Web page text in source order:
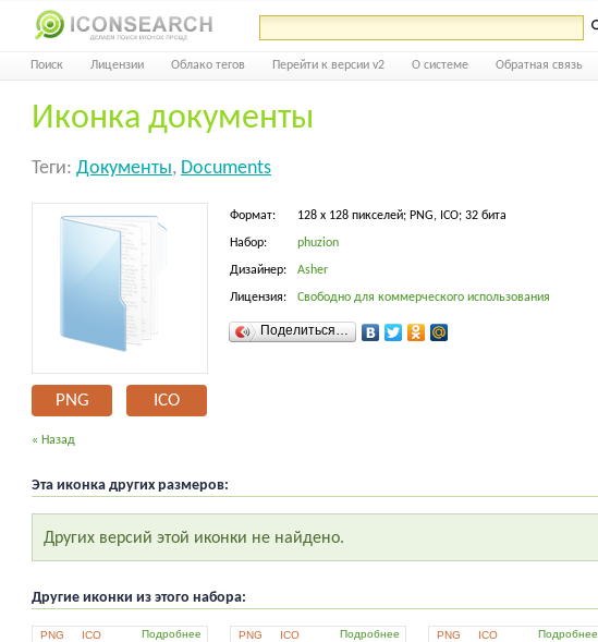
Поиск Лицензии Облако тегов Перейти к версии v2 О системе Обратная связь
Иконка документы
Теги: Документы, Documents
PNG ICO
Формат: 128 x 128 пикселей; PNG, ICO; 32 бита
Набор: phuzion
Дизайнер: Asher
Лицензия: Свободно для коммерческого использования
Поделиться…
« Назад
Эта иконка других размеров:
Других версий этой иконки не найдено.
Другие иконки из этого набора:
PNG ICO Подробнее PNG ICO Подробнее PNG ICO Подробнее